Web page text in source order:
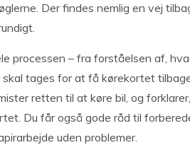
Der findes nemlig en vej
processen – fra forståelsen af,
tages for at få kørekortet
retten til at køre bil, og
Du får også gode råd til
uden problemer.